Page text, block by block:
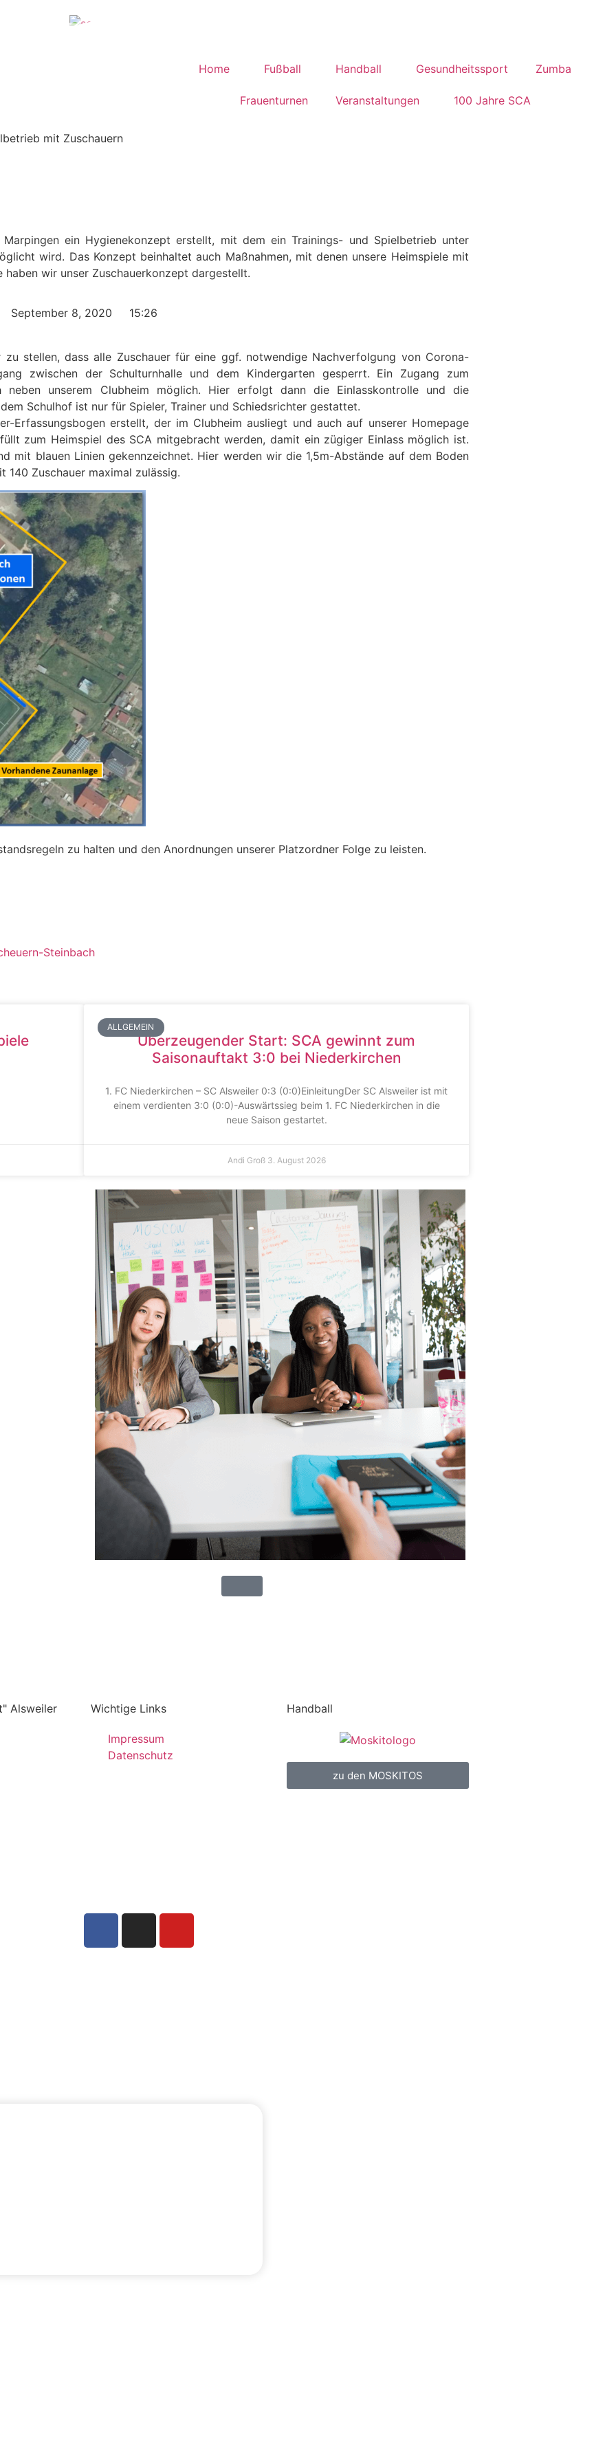
Home Fußball Handball Gesundheitssport Zumba
Frauenturnen Veranstaltungen 100 Jahre SCA
mit Zuschauern
ein Hygienekonzept erstellt, mit dem ein Trainings- und Spielbetrieb unter
wird. Das Konzept beinhaltet auch Maßnahmen, mit denen unsere Heimspiele mit
wir unser Zuschauerkonzept dargestellt.
September 8, 2020 15:26
stellen, dass alle Zuschauer für eine ggf. notwendige Nachverfolgung von Corona-
zwischen der Schulturnhalle und dem Kindergarten gesperrt. Ein Zugang zum
unserem Clubheim möglich. Hier erfolgt dann die Einlasskontrolle und die
Schulhof ist nur für Spieler, Trainer und Schiedsrichter gestattet.
Erfassungsbogen erstellt, der im Clubheim ausliegt und auch auf unserer Homepage
zum Heimspiel des SCA mitgebracht werden, damit ein zügiger Einlass möglich ist.
mit blauen Linien gekennzeichnet. Hier werden wir die 1,5m-Abstände auf dem Boden
140 Zuschauer maximal zulässig.
zu halten und den Anordnungen unserer Platzordner Folge zu leisten.
Steinbach
ALLGEMEIN
Überzeugender Start: SCA gewinnt zum
Saisonauftakt 3:0 bei Niederkirchen
1. FC Niederkirchen – SC Alsweiler 0:3 (0:0)EinleitungDer SC Alsweiler ist mit
einem verdienten 3:0 (0:0)-Auswärtssieg beim 1. FC Niederkirchen in die
neue Saison gestartet.
Andi Groß 3. August 2026
Alsweiler Wichtige Links
Impressum
Datenschutz
Handball
zu den MOSKITOS